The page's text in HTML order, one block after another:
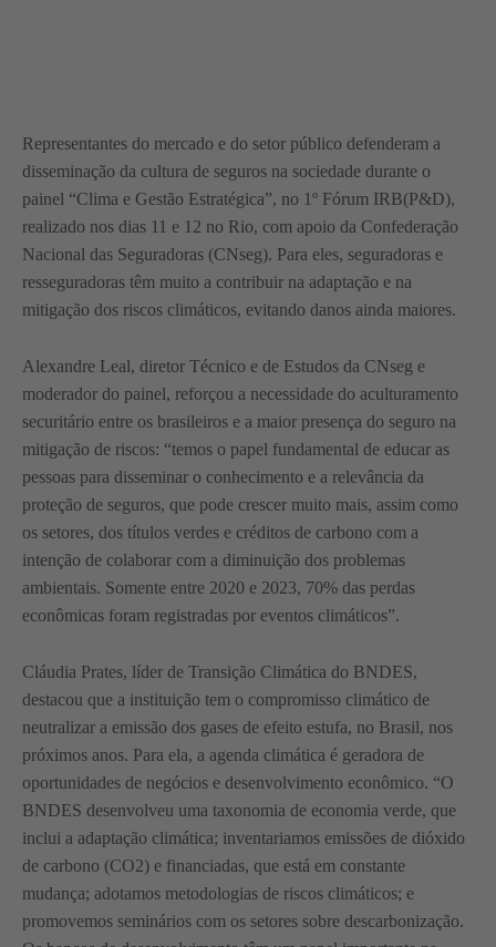
Representantes do mercado e do setor público defenderam a
disseminação da cultura de seguros na sociedade durante o
painel “Clima e Gestão Estratégica”, no 1º Fórum IRB(P&D),
realizado nos dias 11 e 12 no Rio, com apoio da Confederação
Nacional das Seguradoras (CNseg). Para eles, seguradoras e
resseguradoras têm muito a contribuir na adaptação e na
mitigação dos riscos climáticos, evitando danos ainda maiores.
Alexandre Leal, diretor Técnico e de Estudos da CNseg e
moderador do painel, reforçou a necessidade do aculturamento
securitário entre os brasileiros e a maior presença do seguro na
mitigação de riscos: “temos o papel fundamental de educar as
pessoas para disseminar o conhecimento e a relevância da
proteção de seguros, que pode crescer muito mais, assim como
os setores, dos títulos verdes e créditos de carbono com a
intenção de colaborar com a diminuição dos problemas
ambientais. Somente entre 2020 e 2023, 70% das perdas
econômicas foram registradas por eventos climáticos”.
Cláudia Prates, líder de Transição Climática do BNDES,
destacou que a instituição tem o compromisso climático de
neutralizar a emissão dos gases de efeito estufa, no Brasil, nos
próximos anos. Para ela, a agenda climática é geradora de
oportunidades de negócios e desenvolvimento econômico. “O
BNDES desenvolveu uma taxonomia de economia verde, que
inclui a adaptação climática; inventariamos emissões de dióxido
de carbono (CO2) e financiadas, que está em constante
mudança; adotamos metodologias de riscos climáticos; e
promovemos seminários com os setores sobre descarbonização.